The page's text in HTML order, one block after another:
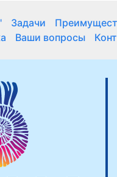
Задачи
Ваши вопросы